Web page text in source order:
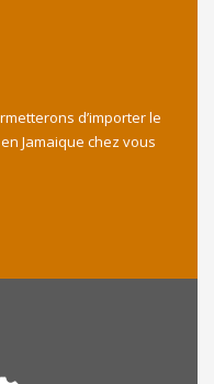
d’importer le
Jamaique chez vous